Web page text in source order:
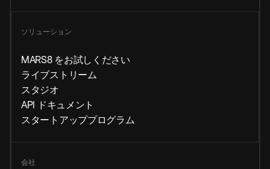
ソリューション
MARS8 をお試しください
ライブストリーム
スタジオ
API ドキュメント
スタートアッププログラム
会社